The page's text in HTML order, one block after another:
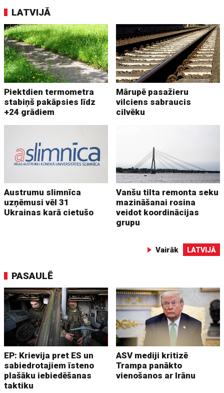
LATVIJĀ
Piektdien termometra
stabiņš pakāpsies līdz
+24 grādiem
Mārupē pasažieru
vilciens sabraucis
cilvēku
Austrumu slimnīca
uzņēmusi vēl 31
Ukrainas karā cietušo
Vanšu tilta remonta seku
mazināšanai rosina
veidot koordinācijas
grupu
Vairāk LATVIJĀ
PASAULĒ
EP: Krievija pret ES un
sabiedrotajiem īsteno
plašāku iebiedēšanas
taktiku
ASV mediji kritizē
Trampa panākto
vienošanos ar Irānu